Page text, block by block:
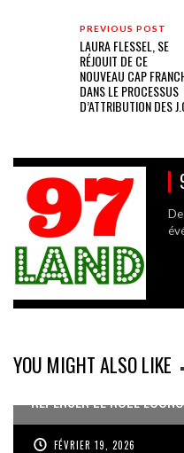
PREVIOUS POST
LAURA FLESSEL, SE
RÉJOUIT DE CE
NOUVEAU CAP
DANS LE PROCESSUS
D’ATTRIBUTION DES
YOU MIGHT ALSO LIKE
REPENSER LE RÔLE
FÉVRIER 19, 2026